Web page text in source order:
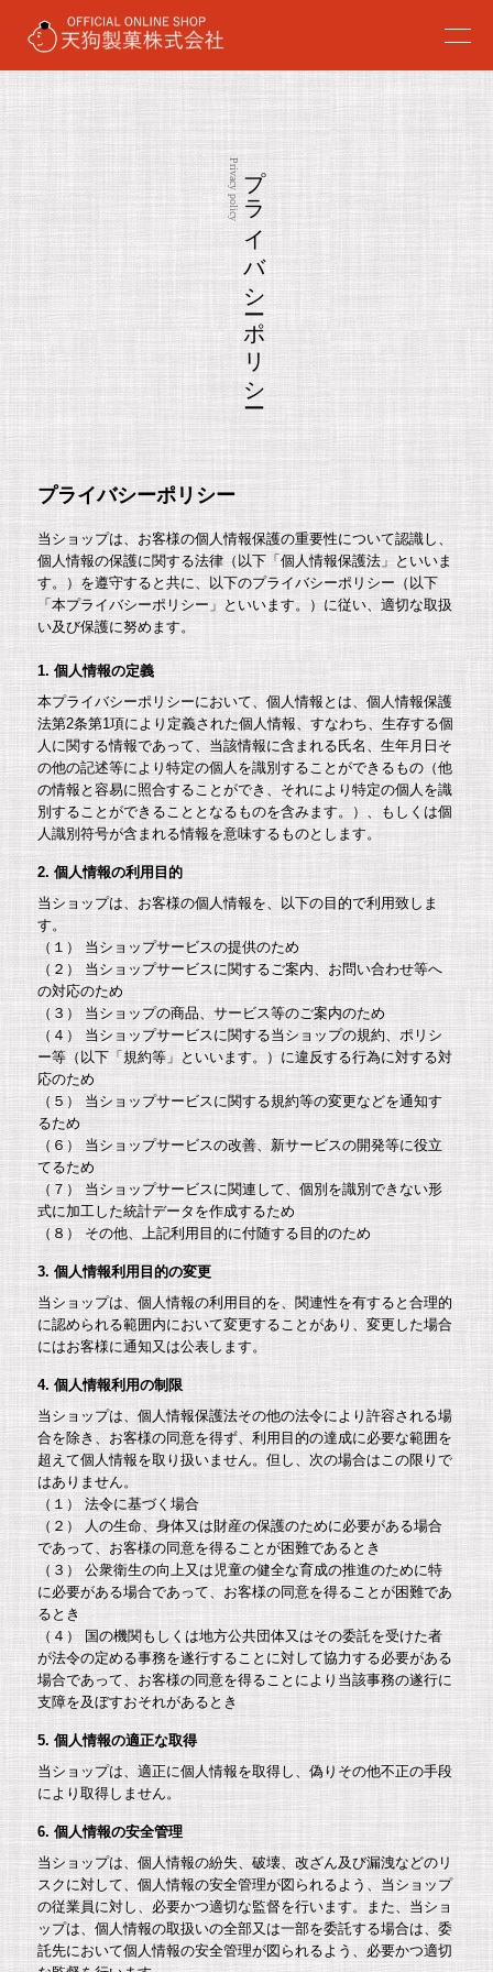
プライバシーポリシー
Privacy policy
プライバシーポリシー
当ショップは、お客様の個人情報保護の重要性について認識し、
個人情報の保護に関する法律（以下「個人情報保護法」といいま
す。）を遵守すると共に、以下のプライバシーポリシー（以下
「本プライバシーポリシー」といいます。）に従い、適切な取扱
い及び保護に努めます。
1. 個人情報の定義
本プライバシーポリシーにおいて、個人情報とは、個人情報保護
法第2条第1項により定義された個人情報、すなわち、生存する個
人に関する情報であって、当該情報に含まれる氏名、生年月日そ
の他の記述等により特定の個人を識別することができるもの（他
の情報と容易に照合することができ、それにより特定の個人を識
別することができることとなるものを含みます。）、もしくは個
人識別符号が含まれる情報を意味するものとします。
2. 個人情報の利用目的
当ショップは、お客様の個人情報を、以下の目的で利用致しま
す。
（１） 当ショップサービスの提供のため
（２） 当ショップサービスに関するご案内、お問い合わせ等へ
の対応のため
（３） 当ショップの商品、サービス等のご案内のため
（４） 当ショップサービスに関する当ショップの規約、ポリシ
ー等（以下「規約等」といいます。）に違反する行為に対する対
応のため
（５） 当ショップサービスに関する規約等の変更などを通知す
るため
（６） 当ショップサービスの改善、新サービスの開発等に役立
てるため
（７） 当ショップサービスに関連して、個別を識別できない形
式に加工した統計データを作成するため
（８） その他、上記利用目的に付随する目的のため
3. 個人情報利用目的の変更
当ショップは、個人情報の利用目的を、関連性を有すると合理的
に認められる範囲内において変更することがあり、変更した場合
にはお客様に通知又は公表します。
4. 個人情報利用の制限
当ショップは、個人情報保護法その他の法令により許容される場
合を除き、お客様の同意を得ず、利用目的の達成に必要な範囲を
超えて個人情報を取り扱いません。但し、次の場合はこの限りで
はありません。
（１） 法令に基づく場合
（２） 人の生命、身体又は財産の保護のために必要がある場合
であって、お客様の同意を得ることが困難であるとき
（３） 公衆衛生の向上又は児童の健全な育成の推進のために特
に必要がある場合であって、お客様の同意を得ることが困難であ
るとき
（４） 国の機関もしくは地方公共団体又はその委託を受けた者
が法令の定める事務を遂行することに対して協力する必要がある
場合であって、お客様の同意を得ることにより当該事務の遂行に
支障を及ぼすおそれがあるとき
5. 個人情報の適正な取得
当ショップは、適正に個人情報を取得し、偽りその他不正の手段
により取得しません。
6. 個人情報の安全管理
当ショップは、個人情報の紛失、破壊、改ざん及び漏洩などのリ
スクに対して、個人情報の安全管理が図られるよう、当ショップ
の従業員に対し、必要かつ適切な監督を行います。また、当ショ
ップは、個人情報の取扱いの全部又は一部を委託する場合は、委
託先において個人情報の安全管理が図られるよう、必要かつ適切